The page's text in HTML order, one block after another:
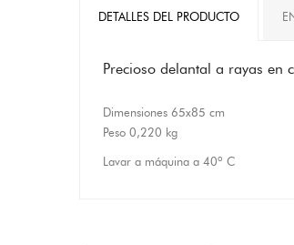
DETALLES DEL PRODUCTO
Precioso delantal a rayas
Dimensiones 65x85 cm
Peso 0,220 kg
Lavar a máquina a 40º C